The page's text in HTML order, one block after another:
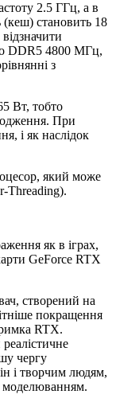
2.5 ГГц, а в
становить 18
DDR5 4800 МГц,
з
Вт, тобто
При
і як наслідок
який може
Threading).
як в іграх,
GeForce RTX
створений на
покращення
RTX.
чергу
і творчим людям,
моделюванням.